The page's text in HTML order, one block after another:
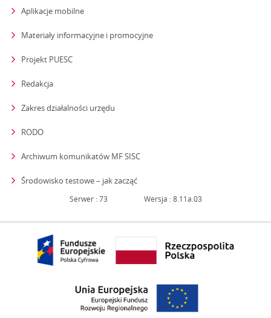
Aplikacje mobilne
Materiały informacyjne i promocyjne
Projekt PUESC
Redakcja
Zakres działalności urzędu
RODO
Archiwum komunikatów MF SISC
Środowisko testowe – jak zacząćstrona otwiera się w nowym oknie
Serwer : 73 Wersja : 8.11a.03